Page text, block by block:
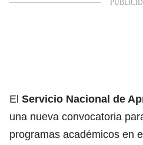
El Servicio Nacional de
una nueva convocatoria
programas académicos en